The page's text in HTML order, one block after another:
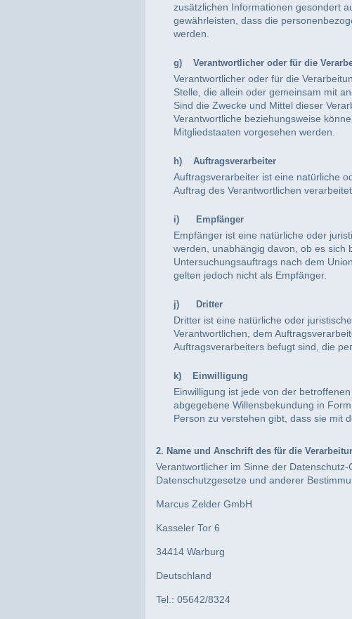
zusätzlichen Informationen gesondert
gewährleisten, dass die
werden.
g) Verantwortlicher oder für die
Verantwortlicher oder für die
Stelle, die allein oder gemeinsam mit
Sind die Zwecke und Mittel dieser
Verantwortliche beziehungsweise
Mitgliedstaaten vorgesehen werden.
h) Auftragsverarbeiter
Auftragsverarbeiter ist eine natürliche
Auftrag des Verantwortlichen verarbeitet.
i) Empfänger
Empfänger ist eine natürliche oder
werden, unabhängig davon, ob es sich
Untersuchungsauftrags nach dem
gelten jedoch nicht als Empfänger.
j) Dritter
Dritter ist eine natürliche oder
Verantwortlichen, dem
Auftragsverarbeiters befugt sind, die
k) Einwilligung
Einwilligung ist jede von der
abgegebene Willensbekundung in
Person zu verstehen gibt, dass sie mit
2. Name und Anschrift des für die
Verantwortlicher im Sinne der
Datenschutzgesetze und anderer
Marcus Zelder GmbH
Kasseler Tor 6
34414 Warburg
Deutschland
Tel.: 05642/8324